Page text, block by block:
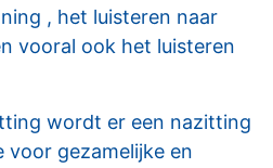
, het luisteren naar
vooral ook het luisteren
wordt er een nazitting
voor gezamelijke en